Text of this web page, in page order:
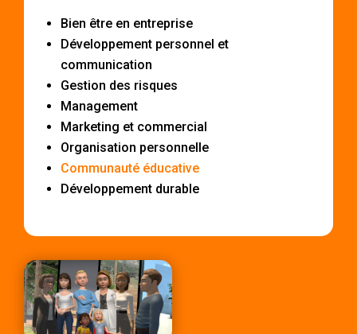
Bien être en entreprise
Développement personnel et
communication
Gestion des risques
Management
Marketing et commercial
Organisation personnelle
Communauté éducative
Développement durable